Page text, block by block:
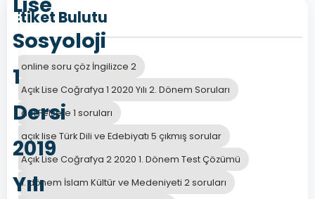
Sosyoloji
1
Dersi
2019
Yılı
Etiket Bulutu
online soru çöz İngilizce 2
Açık Lise Coğrafya 1 2020 Yılı 2. Dönem Soruları
aöl Felsefe 1 soruları
açık lise Türk Dili ve Edebiyatı 5 çıkmış sorular
Açık Lise Coğrafya 2 2020 1. Dönem Test Çözümü
1. dönem İslam Kültür ve Medeniyeti 2 soruları